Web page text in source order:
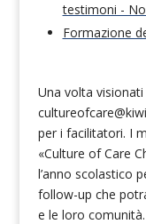
testimoni -
Formazione
Una volta
per i facilitatori. I
«Culture of Care
l’anno scolastico
follow-up che
e le loro comunità.